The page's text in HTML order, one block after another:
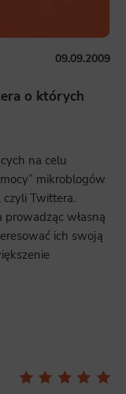
09.09.2009
o których
na celu
mikroblogów
czyli Twittera.
własną
ich swoją